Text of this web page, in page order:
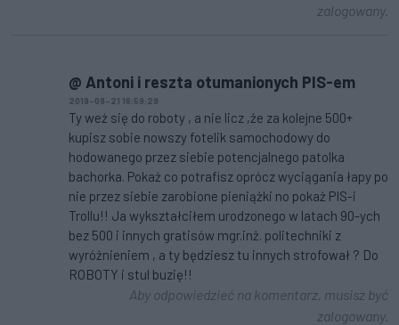
zalogowany.
@ Antoni i reszta otumanionych PIS-em
2019-09-21 16:59:29
Ty weź się do roboty , a nie licz ,że za kolejne 500+
kupisz sobie nowszy fotelik samochodowy do
hodowanego przez siebie potencjalnego patolka
bachorka. Pokaż co potrafisz oprócz wyciągania łapy po
nie przez siebie zarobione pieniążki no pokaż PIS-i
Trollu!! Ja wykształciłem urodzonego w latach 90-ych
bez 500 i innych gratisów mgr.inż. politechniki z
wyróżnieniem , a ty będziesz tu innych strofował ? Do
ROBOTY i stul buzię!!
Aby odpowiedzieć na komentarz, musisz być
zalogowany.